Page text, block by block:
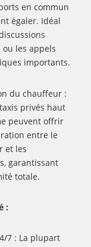
en commun
égaler. Idéal
ou les appels
importants.
du chauffeur :
privés haut
peuvent offrir
entre le
et les
garantissant
totale.
:
7 : La plupart